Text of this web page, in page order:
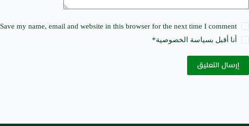
Save my name, email and website in this browser for the next time I comment.
أنا أقبل بسياسة الخصوصية*
إرسال التعليق